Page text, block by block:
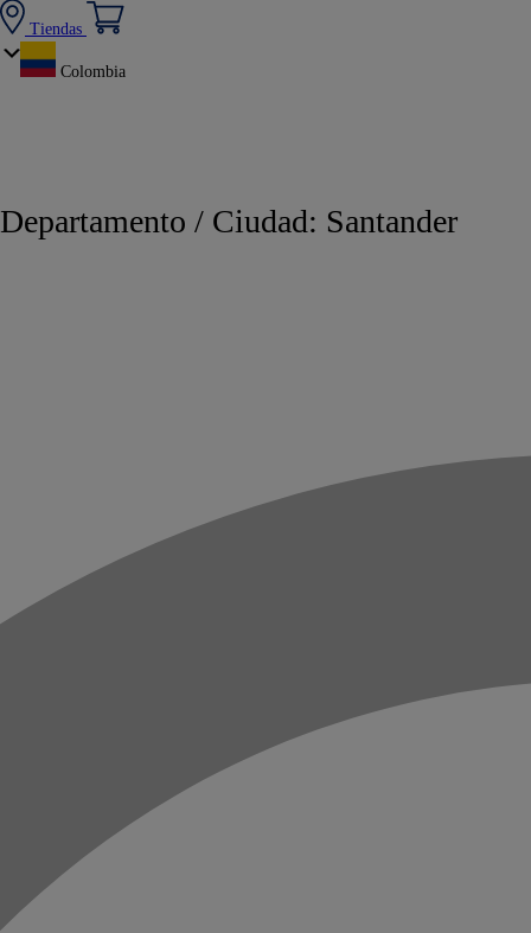
Tiendas
Colombia
Departamento / Ciudad: Santander